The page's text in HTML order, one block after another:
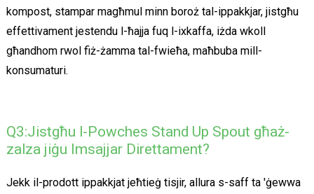
kompost, stampar magħmul minn boroż tal-ippakkjar, jistgħu
effettivament jestendu l-ħajja fuq l-ixkaffa, iżda wkoll
għandhom rwol fiż-żamma tal-fwieħa, maħbuba mill-
konsumaturi.
Q3:Jistgħu l-Powches Stand Up Spout għaż-
zalza jiġu Imsajjar Direttament?
Jekk il-prodott ippakkjat jeħtieġ tisjir, allura s-saff ta 'ġewwa